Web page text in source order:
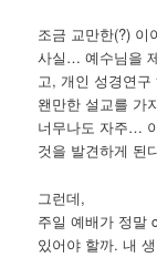
조금 교만한(?)
사실… 예수님을
고, 개인 성경연
왠만한 설교를 가
너무나도 자주…
것을 발견하게 된
그런데,
주일 예배가 정말
있어야 할까. 내